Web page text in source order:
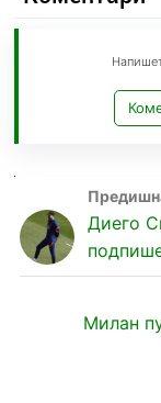
Диего
Милан